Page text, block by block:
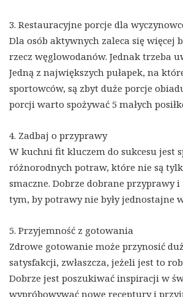
3. Restauracyjne porcje dla
Dla osób aktywnych zaleca się więcej
rzecz węglowodanów. Jednak trzeba
Jedną z największych pułapek, na
sportowców, są zbyt duże porcje
porcji warto spożywać 5 małych
4. Zadbaj o przyprawy
W kuchni fit kluczem do sukcesu jest
różnorodnych potraw, które nie są
smaczne. Dobrze dobrane przyprawy i
tym, by potrawy nie były jednostajne
5. Przyjemność z gotowania
Zdrowe gotowanie może przynosić
satysfakcji, zwłaszcza, jeżeli jest to
Dobrze jest poszukiwać inspiracji w
wypróbowywać nowe receptury i